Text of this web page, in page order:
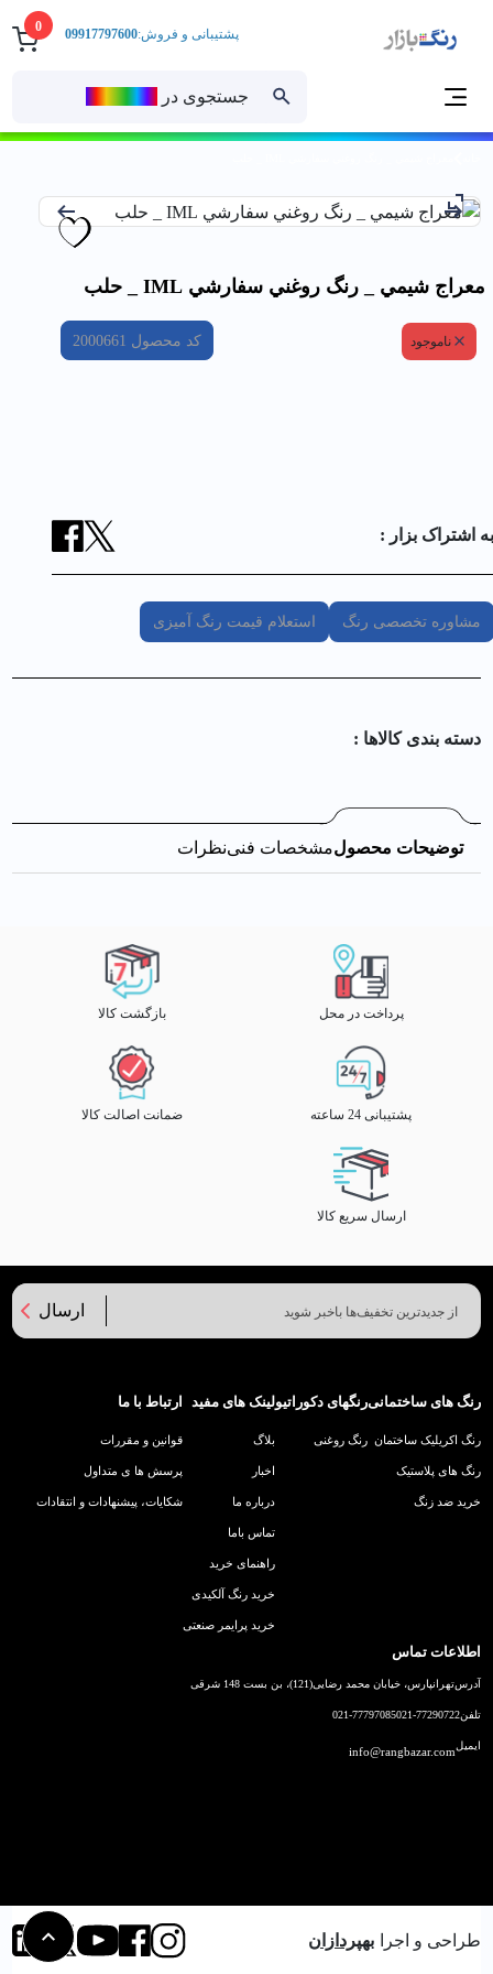
0
جستجوی در
پشتیبانی و فروش:09917797600
معراج شيمي _ رنگ روغني سفارشي IML _ حلب
ناموجود کد محصول 2000661
به اشتراک بزار :
مشاوره تخصصی رنگ استعلام قیمت رنگ آمیزی
دسته بندی کالا‌ها :
توضیحات محصولمشخصات فنینظرات
پرداخت در محل بازگشت کالا
پشتیبانی 24 ساعته ضمانت اصالت کالا
ارسال سریع کالا
ارسال
رنگ های ساختمانی
رنگ اکریلیک ساختمان
رنگ های پلاستیک
خرید ضد زنگ
رنگهای دکوراتیو
رنگ روغنی
لینک های مفید
بلاگ
اخبار
درباره ما
تماس باما
راهنمای خرید
خرید رنگ آلکیدی
خرید پرایمر صنعتی
ارتباط با ما
قوانین و مقررات
پرسش ها ی متداول
شکایات، پیشنهادات و انتقادات
اطلاعات تماس
آدرستهرانپارس، خیابان محمد رضایی(121)، بن بست 148 شرقی
تلفن021-77290722
021-77797085
ایمیلinfo@rangbazar.com
طراحی و اجرا بهپردازان